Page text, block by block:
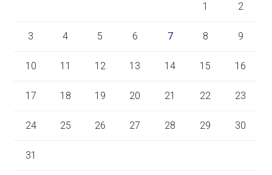
1 2
3 4 5 6 7 8 9
10 11 12 13 14 15 16
17 18 19 20 21 22 23
24 25 26 27 28 29 30
31